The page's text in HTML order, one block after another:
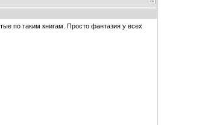
по таким книгам. Просто фантазия у всех